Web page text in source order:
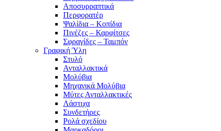
Αποσυρραπτικά
Περφορατέρ
Ψαλίδια – Κοπίδια
Πινέζες – Καρφίτσες
Σφραγίδες – Ταμπόν
Γραφική Ύλη
Στυλό
Ανταλλακτικά
Μολύβια
Μηχανικά Μολύβια
Μύτες Ανταλλακτικές
Λάστιχα
Συνδετήρες
Ρολά σχεδίου